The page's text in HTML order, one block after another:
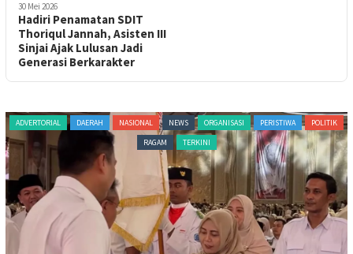
30 Mei 2026
Hadiri Penamatan SDIT
Thoriqul Jannah, Asisten III
Sinjai Ajak Lulusan Jadi
Generasi Berkarakter
ADVERTORIAL NASIONAL NEWS ORGANISASI PERISTIWA POLITIK
TERKINI